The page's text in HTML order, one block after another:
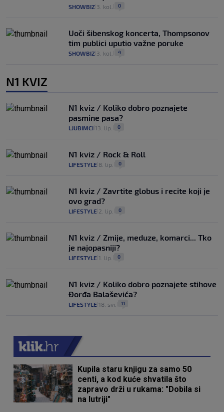
SHOWBIZ 3. kol. 0
Uoči šibenskog koncerta, Thompsonov
tim publici uputio važne poruke
SHOWBIZ 3. kol. 4
N1 KVIZ
N1 kviz / Koliko dobro poznajete
pasmine pasa?
LJUBIMCI 13. lip. 0
N1 kviz / Rock & Roll
LIFESTYLE 8. lip. 0
N1 kviz / Zavrtite globus i recite koji je
ovo grad?
LIFESTYLE 2. lip. 0
N1 kviz / Zmije, meduze, komarci... Tko
je najopasniji?
LIFESTYLE 1. lip. 0
N1 kviz / Koliko dobro poznajete stihove
Đorđa Balaševića?
LIFESTYLE 18. svi. 11
Kupila staru knjigu za samo 50
centi, a kod kuće shvatila što
zapravo drži u rukama: "Dobila si
na lutriji"